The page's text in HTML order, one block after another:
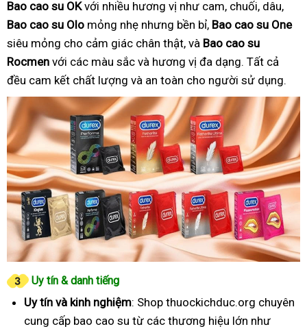
Bao cao su OKvới nhiều hương vị như cam, chuối, dâu,
Bao cao su Olo mỏng nhẹ nhưng bền bỉ, Bao cao su One
siêu mỏng cho cảm giác chân thật, và Bao cao su
Rocmen với các màu sắc và hương vị đa dạng. Tất cả
đều cam kết chất lượng và an toàn cho người sử dụng.
Uy tín & danh tiếng
Uy tín và kinh nghiệm: Shop thuockichduc.org chuyên
cung cấp bao cao su từ các thương hiệu lớn như